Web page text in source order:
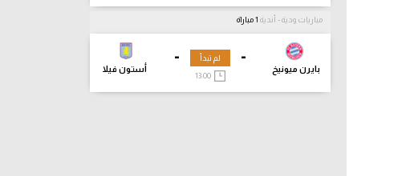
مباريات ودية - أندية
-
بايرن ميونيخ
-
أستون فيلا
لم تبدأ